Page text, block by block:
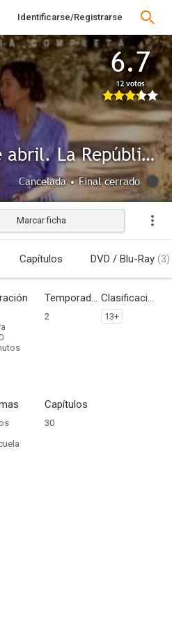
Identificarse/Registrarse
6.7
12 votos
14 de abril. La República
Cancelada • Final cerrado
Marcar ficha
Capítulos DVD / Blu-Ray (3)
Temporadas
2
Clasificación por edades
13+
Capítulos
30